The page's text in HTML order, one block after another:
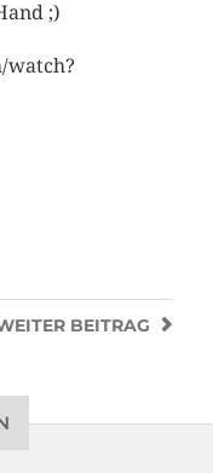
;)
watch?
BEITRAG